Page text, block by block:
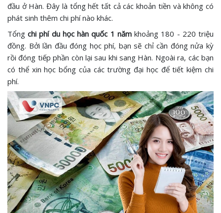
đầu ở Hàn. Đây là tổng hết tất cả các khoản tiền và không có
phát sinh thêm chi phí nào khác.
Tổngchi phí du học hàn quốc 1 nămkhoảng 180 - 220 triệu
đồng. Bởi lần đầu đóng học phí, bạn sẽ chỉ cần đóng nửa kỳ
rồi đóng tiếp phần còn lại sau khi sang Hàn. Ngoài ra, các bạn
có thể xin học bổng của các trường đại học để tiết kiệm chi
phí.